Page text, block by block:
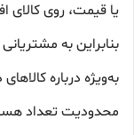
یا قیمت، روی
بنابراین به
به‌ویژه درباره
محدودیت تعداد